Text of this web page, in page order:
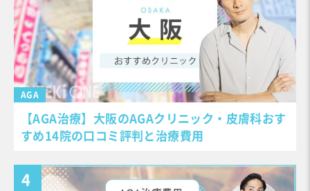
AGA
【AGA治療】大阪のAGAクリニック・皮膚科おす
すめ14院の口コミ評判と治療費用